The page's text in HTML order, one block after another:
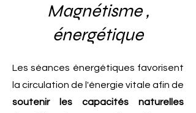
Magnétisme ,
énergétique
Les séances énergétiques favorisent
la circulation de l'énergie vitale afin de
soutenir les capacités naturelles